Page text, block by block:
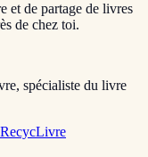
et de partage de livres
de chez toi.
spécialiste du livre